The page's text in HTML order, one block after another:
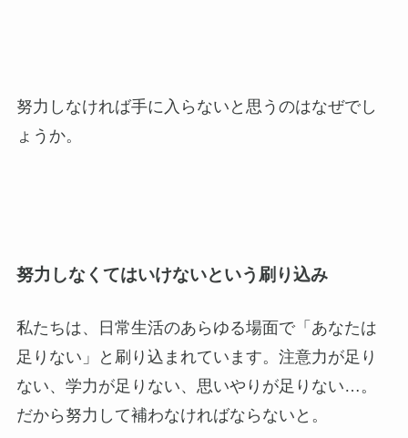
努力しなければ手に入らないと思うのはなぜでし
ょうか。
努力しなくてはいけないという刷り込み
私たちは、日常生活のあらゆる場面で「あなたは
足りない」と刷り込まれています。注意力が足り
ない、学力が足りない、思いやりが足りない…。
だから努力して補わなければならないと。